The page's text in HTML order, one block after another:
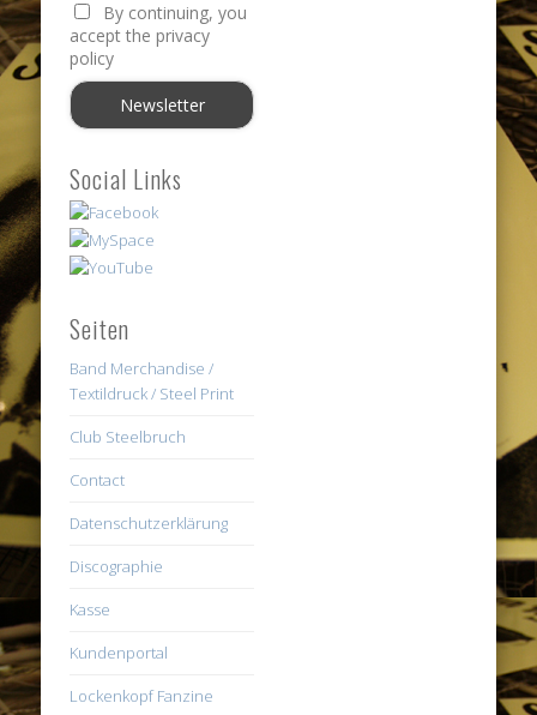
By continuing, you
accept the privacy
policy
Social Links
Seiten
Band Merchandise /
Textildruck / Steel Print
Club Steelbruch
Contact
Datenschutzerklärung
Discographie
Kasse
Kundenportal
Lockenkopf Fanzine